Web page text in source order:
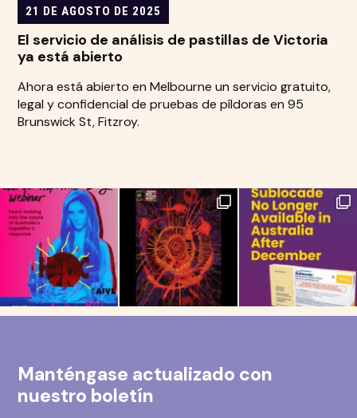
21 DE AGOSTO DE 2025
El servicio de análisis de pastillas de Victoria
ya está abierto
Ahora está abierto en Melbourne un servicio gratuito,
legal y confidencial de pruebas de píldoras en 95
Brunswick St, Fitzroy.
Manténgase actualizado con
nuestro boletín